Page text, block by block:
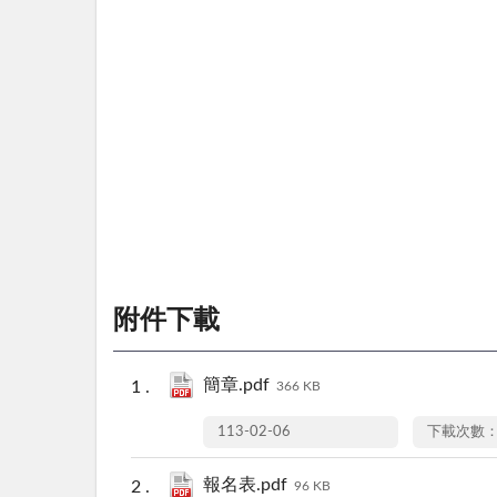
附件下載
簡章.pdf 366 KB
113-02-06 下載次數
報名表.pdf 96 KB